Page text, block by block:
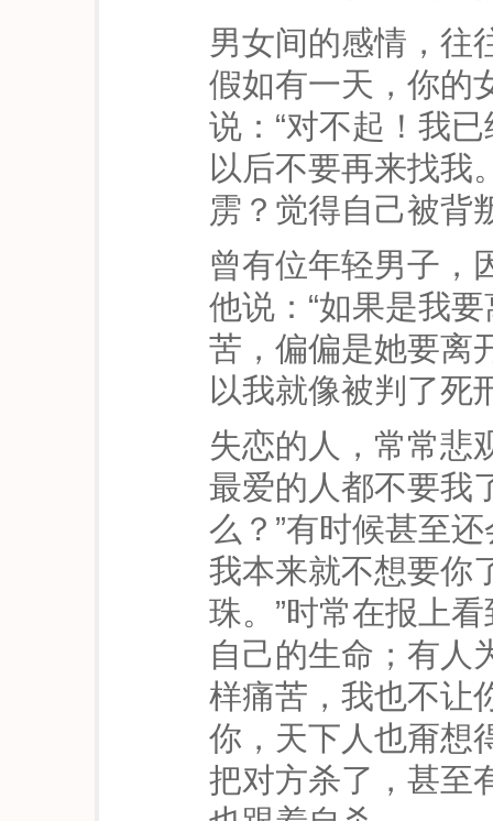
男女间的感情，往
假如有一天，你的
说：“对不起！我
以后不要再来找我
雳？觉得自己被背
曾有位年轻男子，
他说：“如果是我
苦，偏偏是她要离
以我就像被判了死
失恋的人，常常悲
最爱的人都不要我
么？”有时候甚至
我本来就不想要你
珠。”时常在报上
自己的生命；有人
样痛苦，我也不让
你，天下人也甭想
把对方杀了，甚至